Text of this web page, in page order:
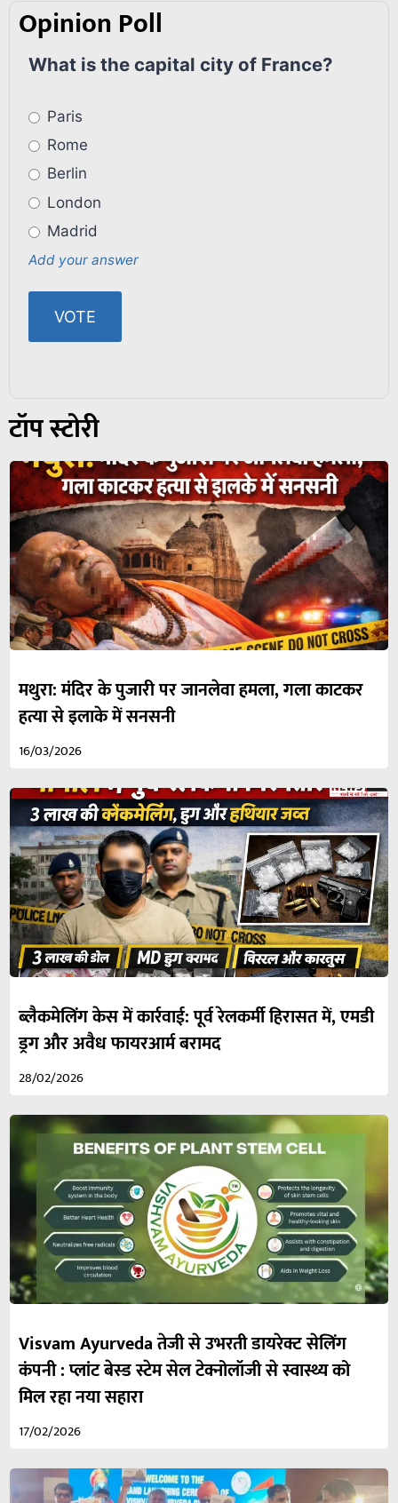
Opinion Poll
What is the capital city of France?
Paris
Rome
Berlin
London
Madrid
Add your answer
टॉप स्टोरी
मथुरा: मंदिर के पुजारी पर जानलेवा हमला, गला काटकर
हत्या से इलाके में सनसनी
16/03/2026
ब्लैकमेलिंग केस में कार्रवाई: पूर्व रेलकर्मी हिरासत में, एमडी
ड्रग और अवैध फायरआर्म बरामद
28/02/2026
Visvam Ayurveda तेजी से उभरती डायरेक्ट सेलिंग
कंपनी : प्लांट बेस्ड स्टेम सेल टेक्नोलॉजी से स्वास्थ्य को
मिल रहा नया सहारा
17/02/2026